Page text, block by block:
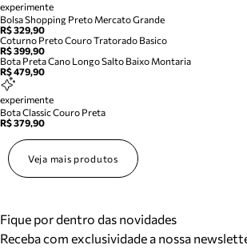
experimente
Bolsa Shopping Preto Mercato Grande
R$ 329,90
Coturno Preto Couro Tratorado Basico
R$ 399,90
Bota Preta Cano Longo Salto Baixo Montaria
R$ 479,90
experimente
Bota Classic Couro Preta
R$ 379,90
Veja mais produtos
Fique por dentro das novidades
Receba com exclusividade a nossa